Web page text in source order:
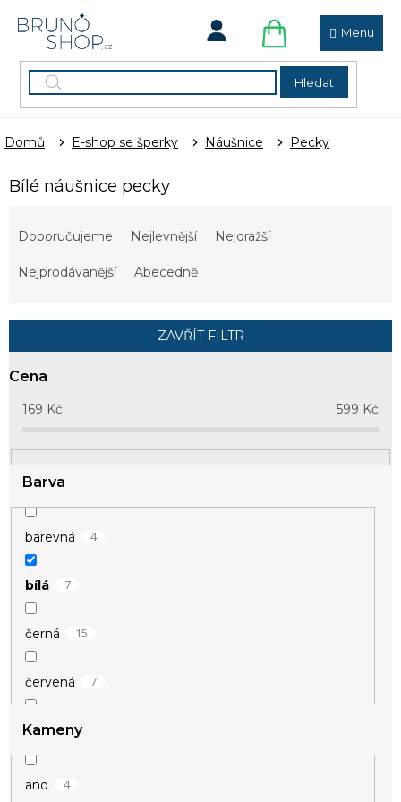
Hledat
NÁKUPNÍ
KOŠÍK
Domů E-shop se šperky Náušnice Pecky
Bílé náušnice pecky
r
o
t
ů
Doporučujeme Nejlevnější Nejdražší
Nejprodávanější Abecedně
ZAVŘÍT FILTR
Cena
169 Kč 599 Kč
Barva
barevná 4
bílá 7
černá 15
červená 7
fialová 8
hnědá
Kameny
ano 4